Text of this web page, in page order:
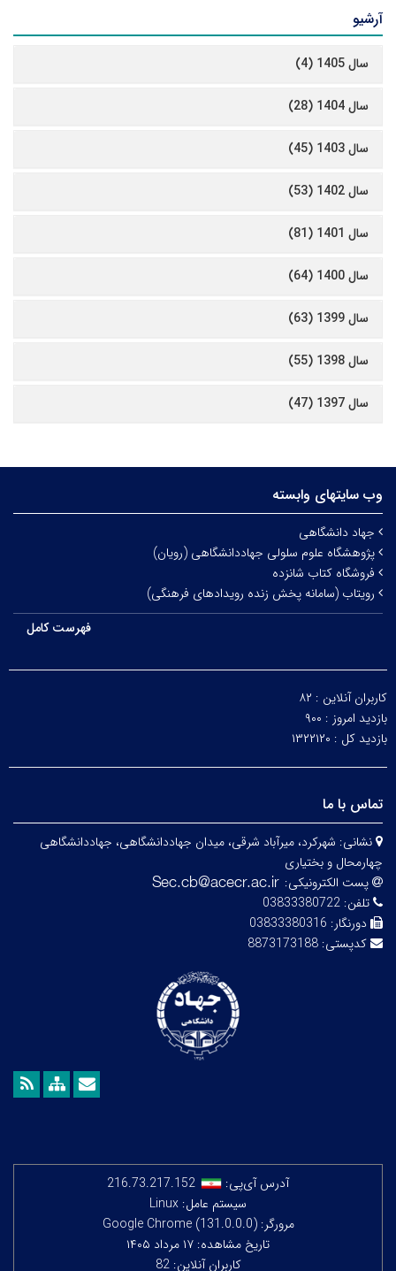
آرشیو
سال 1405 (4)
سال 1404 (28)
سال 1403 (45)
سال 1402 (53)
سال 1401 (81)
سال 1400 (64)
سال 1399 (63)
سال 1398 (55)
سال 1397 (47)
وب سایتهای وابسته
جهاد دانشگاهی
پژوهشگاه علوم سلولی جهاددانشگاهی (رویان)
فروشگاه کتاب شانزده
رویتاب (سامانه پخش زنده رویدادهای فرهنگی)
فهرست کامل
کاربران آنلاین : ۸۲
بازدید امروز : ۹۰۰
بازدید کل : ۱۳۲۲۱۲۰
تماس با ما
نشانی: شهرکرد، میرآباد شرقی، میدان جهاددانشگاهی، جهاددانشگاهی
چهارمحال و بختیاری
پست الکترونیکی:
تلفن: 03833380722
دورنگار: 03833380316
کدپستی: 8873173188
آدرس آی‌پی:
216.73.217.152
سیستم عامل: Linux
مرورگر: Google Chrome (131.0.0.0)
تاریخ مشاهده: ۱۷ مرداد ۱۴۰۵
کاربران آنلاین: 82